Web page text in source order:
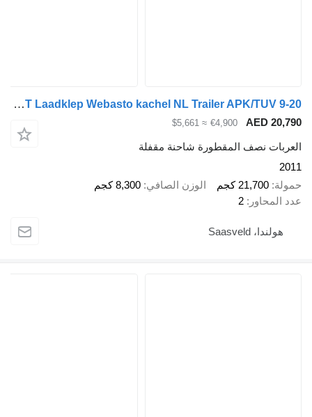
Sommer 12.3M Stuuras 2T Laadklep Webasto kachel NL Trailer APK/TUV 9-20
AED 20,790
€4,900
≈ $5,661
العربات نصف المقطورة شاحنة مقفلة
2011
حمولة 21,700 كجم الوزن الصافي 8,300 كجم
عدد المحاور
2
هولندا، Saasveld